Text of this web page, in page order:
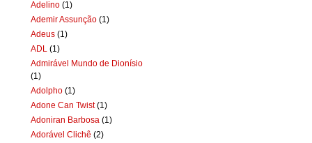
Adelino (1)
Ademir Assunção (1)
Adeus (1)
ADL (1)
Admirável Mundo de Dionísio
(1)
Adolpho (1)
Adone Can Twist (1)
Adoniran Barbosa (1)
Adorável Clichê (2)